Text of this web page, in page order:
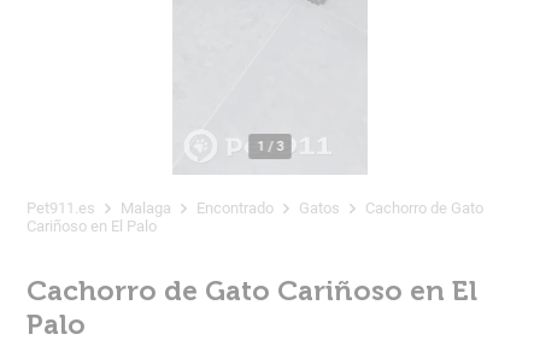
1 / 3
Pet911.es Malaga Encontrado Gatos
Cachorro de Gato
Cariñoso en El Palo
Cachorro de Gato Cariñoso en El
Palo